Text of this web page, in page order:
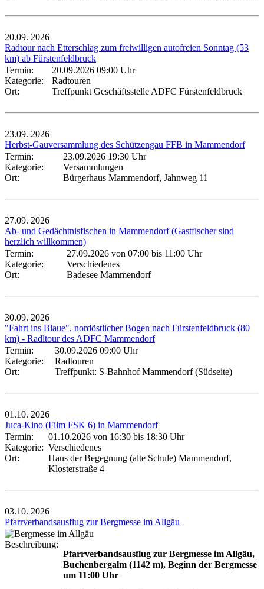
20.09. 2026
Radtour nach Etterschlag zum freiwilligen autofreien Sonntag (53
km) ab Fürstenfeldbruck
Termin:
20.09.2026 09:00 Uhr
Kategorie:
Radtouren
Ort:
Treffpunkt Geschäftsstelle ADFC Fürstenfeldbruck
23.09. 2026
Herbst-Gauversammlung des Schützengau FFB in Mammendorf
Termin:
23.09.2026 19:30 Uhr
Kategorie:
Versammlungen
Ort:
Bürgerhaus Mammendorf, Jahnweg 11
27.09. 2026
Ab- und Gedächtnisfischen in Mammendorf (Gastfischer sind
herzlich willkommen)
Termin:
27.09.2026 von 07:00 bis 11:00 Uhr
Kategorie:
Verschiedenes
Ort:
Badesee Mammendorf
30.09. 2026
"Fahrt ins Blaue", nordöstlicher Bogen nach Fürstenfeldbruck (80
km) - Radltour des ADFC Mammendorf
Termin:
30.09.2026 09:00 Uhr
Kategorie:
Radtouren
Ort:
Treffpunkt: S-Bahnhof Mammendorf (Südseite)
01.10. 2026
Juca-Kino (Film FSK 6) in Mammendorf
Termin:
01.10.2026 von 16:30 bis 18:30 Uhr
Kategorie: Verschiedenes
Ort:
Haus der Begegnung (alte Schule) Mammendorf,
Klosterstraße 4
03.10. 2026
Pfarrverbandsausflug zur Bergmesse im Allgäu
Beschreibung:
Pfarrverbandsausflug zur Bergmesse im Allgäu,
Buchenbergalm (1142 m), Beginn der Bergmesse
um 11:00 Uhr